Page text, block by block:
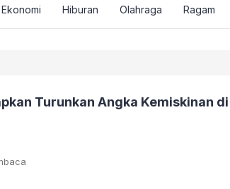
Ekonomi Hiburan Olahraga Ragam
Turunkan Angka Kemiskinan di